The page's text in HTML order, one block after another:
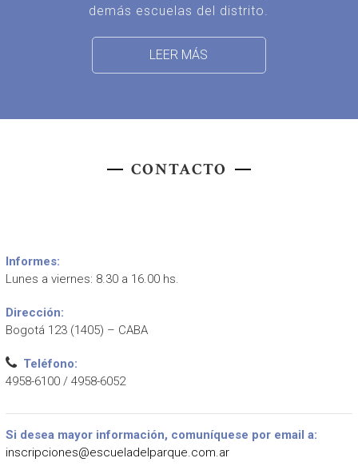
demás escuelas del distrito.
LEER MÁS
CONTACTO
Informes:
Lunes a viernes: 8.30 a 16.00 hs.
Dirección:
Bogotá 123 (1405) – CABA
Teléfono:
4958-6100 / 4958-6052
Si desea mayor información, comuníquese por email a:
inscripciones@escueladelparque.com.ar